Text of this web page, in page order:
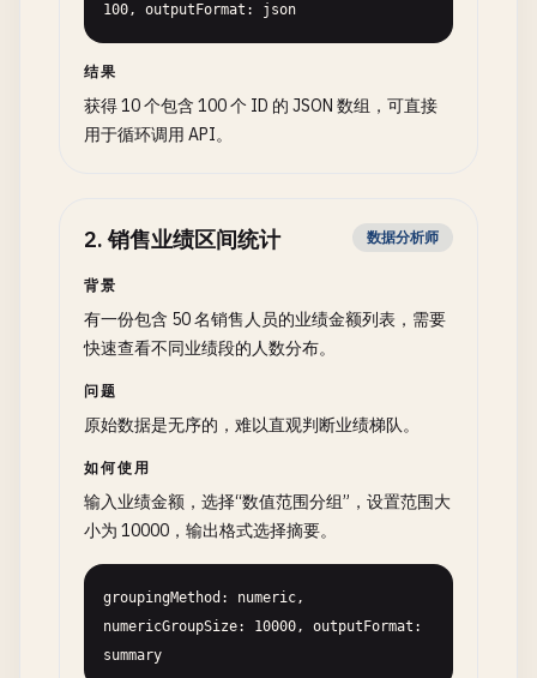
100, outputFormat: json
结果
获得 10 个包含 100 个 ID 的 JSON 数组，可直接
用于循环调用 API。
2.销售业绩区间统计 数据分析师
背景
有一份包含 50 名销售人员的业绩金额列表，需要
快速查看不同业绩段的人数分布。
问题
原始数据是无序的，难以直观判断业绩梯队。
如何使用
输入业绩金额，选择“数值范围分组”，设置范围大
小为 10000，输出格式选择摘要。
groupingMethod: numeric,
numericGroupSize: 10000, outputFormat:
summary